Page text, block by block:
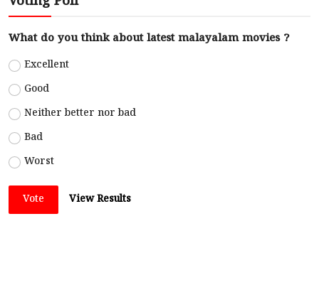
What do you think about latest malayalam movies ?
Excellent
Good
Neither better nor bad
Bad
Worst
Vote View Results